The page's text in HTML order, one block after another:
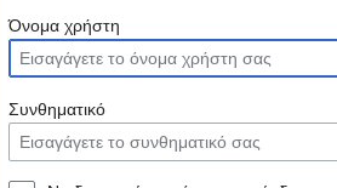
Μετάβαση
στην
πλοήγηση
Πήδηση
στην
αναζήτηση
Όνομα χρήστη
Συνθηματικό